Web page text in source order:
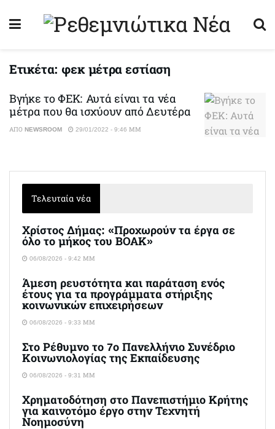
Ετικέτα: φεκ μέτρα εστίαση
Βγήκε το ΦΕΚ: Αυτά είναι τα νέα
μέτρα που θα ισχύουν από Δευτέρα
ΑΠΌ NEWSROOM 29/01/2022 - 9:46 ΜΜ
Τελευταία νέα
Χρίστος Δήμας: «Προχωρούν τα έργα σε
όλο το μήκος του ΒΟΑΚ»
06/08/2026 - 9:42 ΜΜ
Άμεση ρευστότητα και παράταση ενός
έτους για τα προγράμματα στήριξης
κοινωνικών επιχειρήσεων
06/08/2026 - 9:33 ΜΜ
Στο Ρέθυμνο το 7ο Πανελλήνιο Συνέδριο
Κοινωνιολογίας της Εκπαίδευσης
06/08/2026 - 9:31 ΜΜ
Χρηματοδότηση στο Πανεπιστήμιο Κρήτης
για καινοτόμο έργο στην Τεχνητή
Νοημοσύνη